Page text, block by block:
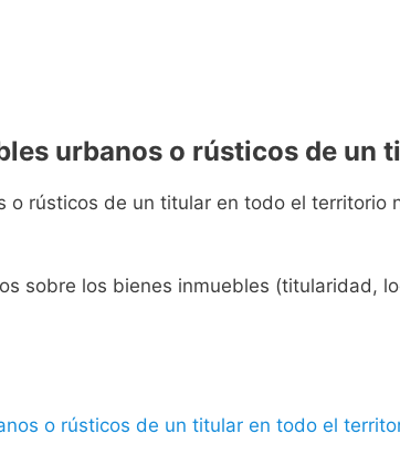
urbanos o rústicos de un
rústicos de un titular en todo el territorio
sobre los bienes inmuebles (titularidad,
o rústicos de un titular en todo el